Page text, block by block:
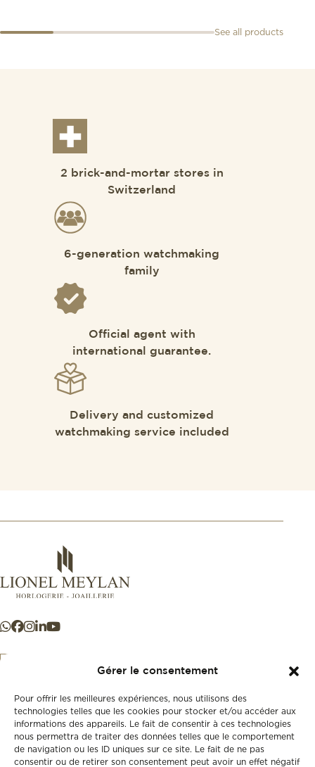
Gérer le consentement
Pour offrir les meilleures expériences, nous utilisons des
technologies telles que les cookies pour stocker et/ou accéder aux
informations des appareils. Le fait de consentir à ces technologies
nous permettra de traiter des données telles que le comportement
de navigation ou les ID uniques sur ce site. Le fait de ne pas
consentir ou de retirer son consentement peut avoir un effet négatif
See all products
2 brick-and-mortar stores in
Switzerland
6-generation watchmaking
family
Official agent with
international guarantee.
Delivery and customized
watchmaking service included
New
+41 21 925 50 50